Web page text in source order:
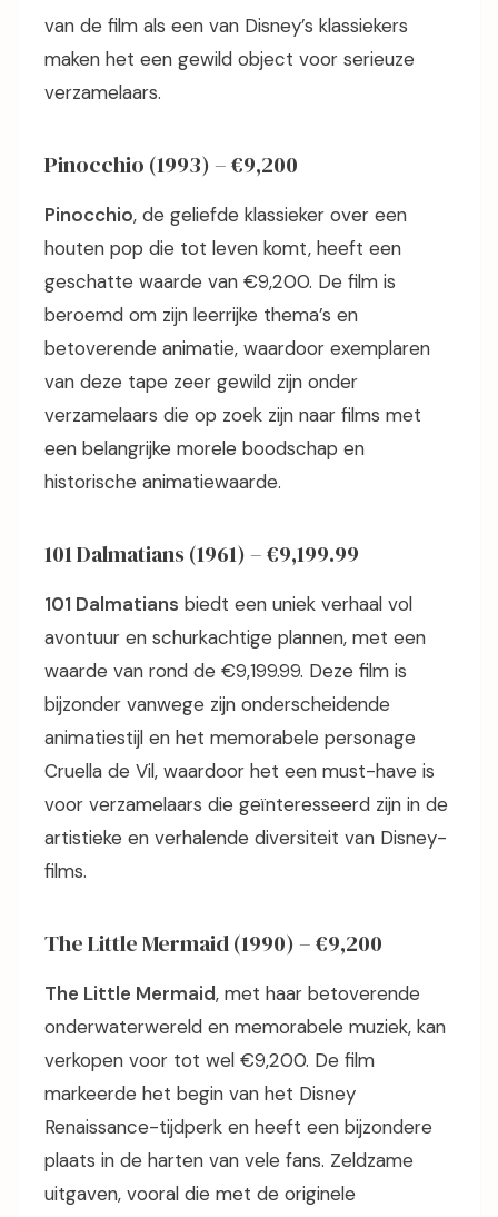
van de film als een van Disney’s klassiekers
maken het een gewild object voor serieuze
verzamelaars.
Pinocchio (1993) – €9,200
Pinocchio, de geliefde klassieker over een
houten pop die tot leven komt, heeft een
geschatte waarde van €9,200. De film is
beroemd om zijn leerrijke thema’s en
betoverende animatie, waardoor exemplaren
van deze tape zeer gewild zijn onder
verzamelaars die op zoek zijn naar films met
een belangrijke morele boodschap en
historische animatiewaarde.
101 Dalmatians (1961) – €9,199.99
101 Dalmatians biedt een uniek verhaal vol
avontuur en schurkachtige plannen, met een
waarde van rond de €9,199.99. Deze film is
bijzonder vanwege zijn onderscheidende
animatiestijl en het memorabele personage
Cruella de Vil, waardoor het een must-have is
voor verzamelaars die geïnteresseerd zijn in de
artistieke en verhalende diversiteit van Disney-
films.
The Little Mermaid (1990) – €9,200
The Little Mermaid, met haar betoverende
onderwaterwereld en memorabele muziek, kan
verkopen voor tot wel €9,200. De film
markeerde het begin van het Disney
Renaissance-tijdperk en heeft een bijzondere
plaats in de harten van vele fans. Zeldzame
uitgaven, vooral die met de originele